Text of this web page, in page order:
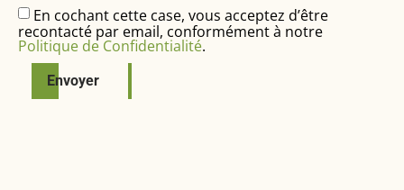
En cochant cette case, vous acceptez d’être
recontacté par email, conformément à notre
Politique de Confidentialité.
Envoyer